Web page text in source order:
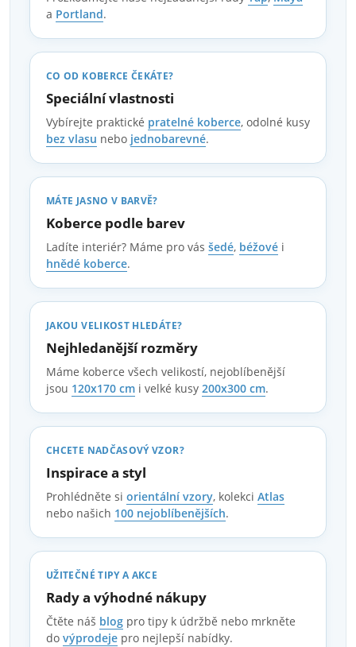
a Portland.
CO OD KOBERCE ČEKÁTE?
Speciální vlastnosti
Vybírejte praktické pratelné koberce, odolné kusy
bez vlasu nebo jednobarevné.
MÁTE JASNO V BARVĚ?
Koberce podle barev
Ladíte interiér? Máme pro vás šedé, béžové i
hnědé koberce.
JAKOU VELIKOST HLEDÁTE?
Nejhledanější rozměry
Máme koberce všech velikostí, nejoblíbenější
jsou 120x170 cm i velké kusy 200x300 cm.
CHCETE NADČASOVÝ VZOR?
Inspirace a styl
Prohlédněte si orientální vzory, kolekci Atlas
nebo našich 100 nejoblíbenějších.
UŽITEČNÉ TIPY A AKCE
Rady a výhodné nákupy
Čtěte náš blog pro tipy k údržbě nebo mrkněte
do výprodeje pro nejlepší nabídky.